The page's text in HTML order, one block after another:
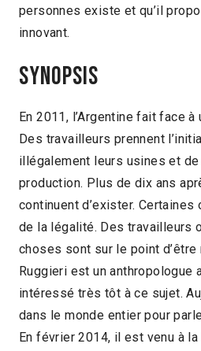
personnes existe et qu’il
innovant.
Synopsis
En 2011, l’Argentine fait face
Des travailleurs prennent
illégalement leurs usines et
production. Plus de dix ans
continuent d’exister.
de la légalité. Des travailleurs
choses sont sur le point
Ruggieri est un anthropologue
intéressé très tôt à ce sujet.
dans le monde entier pour
En février 2014, il est venu à